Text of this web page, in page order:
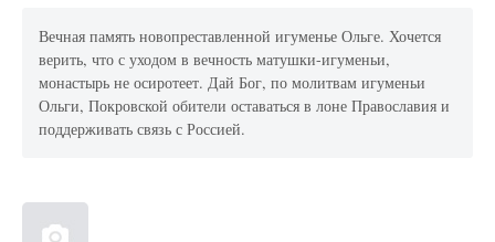
Вечная память новопреставленной игуменье Ольге. Хочется
верить, что с уходом в вечность матушки-игуменьи,
монастырь не осиротеет. Дай Бог, по молитвам игуменьи
Ольги, Покровской обители оставаться в лоне Православия и
поддерживать связь с Россией.